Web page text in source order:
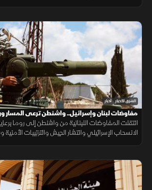
الشرق للأخبار أخبار
مفاوضات لبنان وإسرائيل.. واشنطن ترعى المسار
انتقلت المفاوضات اللبنانية من واشنطن إلى روما
الانسحاب الإسرائيلي وانتشار الجيش والترتيبات